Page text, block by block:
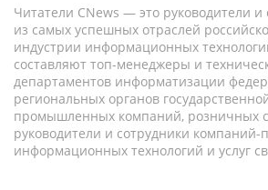
Читатели CNews — это руководители и
из самых успешных отраслей
индустрии информационных
составляют топ-менеджеры и
департаментов информатизации
региональных органов
промышленных компаний, розничных
руководители и сотрудники компаний-
информационных технологий и услуг